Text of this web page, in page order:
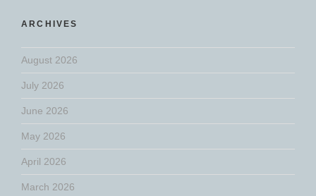
ARCHIVES
August 2026
July 2026
June 2026
May 2026
April 2026
March 2026